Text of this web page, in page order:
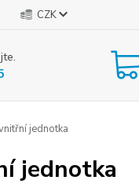
CZK
jednotka
jednotka